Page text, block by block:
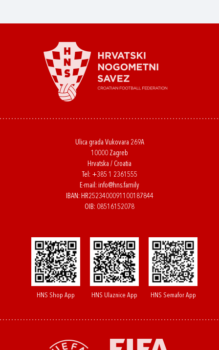
Ulica grada Vukovara 269A
10000 Zagreb
Hrvatska / Croatia
Tel: +385 1 2361555
E-mail: info@hns.family
IBAN: HR2523400091100187844
OIB: 08516152078
HNS Shop App HNS Ulaznice App HNS Semafor App